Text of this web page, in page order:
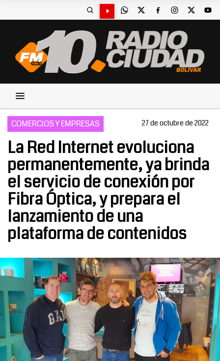
COMERCIOS Y EMPRESAS 27 de octubre de 2022
La Red Internet evoluciona
permanentemente, ya brinda
el servicio de conexión por
Fibra Óptica, y prepara el
lanzamiento de una
plataforma de contenidos